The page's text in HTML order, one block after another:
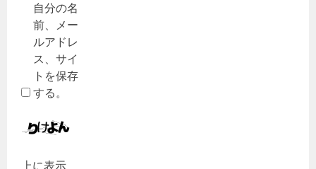
自分の名
前、メー
ルアドレ
ス、サイ
トを保存
する。
上に表示